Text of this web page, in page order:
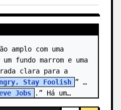
DE OUTROS MODELOS
amplo com uma
fundo marrom e uma
clara para a
Stay Foolish ” e
Jobs .” Há um…